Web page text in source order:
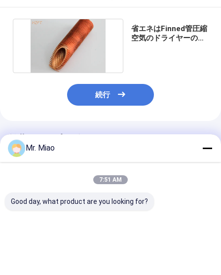
省エネはFinned管圧縮
空気のドライヤーのた
続行
推薦されたプロダクト
Mr. Miao
7:51 AM
Good day, what product are you looking for?